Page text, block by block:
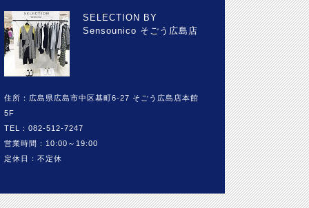
SELECTION BY
Sensounico そごう広島店
住所：広島県広島市中区基町6-27 そごう広島店本館
5F
TEL：082-512-7247
営業時間：10:00～19:00
定休日：不定休